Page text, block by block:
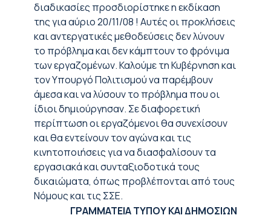
διαδικασίες προσδιορίστηκε η εκδίκαση
της για αύριο 20/11/08 ! Αυτές οι προκλήσεις
και αντεργατικές μεθοδεύσεις δεν λύνουν
το πρόβλημα και δεν κάμπτουν το φρόνιμα
των εργαζομένων. Καλούμε τη Κυβέρνηση και
τον Υπουργό Πολιτισμού να παρέμβουν
άμεσα και να λύσουν το πρόβλημα που οι
ίδιοι δημιούργησαν. Σε διαφορετική
περίπτωση οι εργαζόμενοι θα συνεχίσουν
και θα εντείνουν τον αγώνα και τις
κινητοποιήσεις για να διασφαλίσουν τα
εργασιακά και συνταξιοδοτικά τους
δικαιώματα, όπως προβλέπονται από τους
Νόμους και τις ΣΣΕ.
ΓΡΑΜΜΑΤΕΙΑ ΤΥΠΟΥ ΚΑΙ ΔΗΜΟΣΙΩΝ